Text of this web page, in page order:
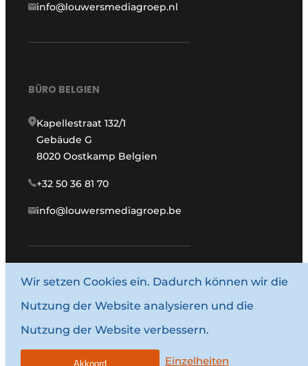
info@louwersmediagroep.nl
BÜRO BELGIEN
Kapellestraat 132/1
Gebäude G
8020 Oostkamp Belgien
+32 50 36 81 70
info@louwersmediagroep.be
www.louwersmediagroep.com
© 1987–2026 Louwersmediagroep.
Allgemeine Bedingungen und Konditionen
Wir setzen Cookies ein. Dadurch können wir die
Nutzung der Website analysieren und die
Nutzung der Website verbessern.
Einzelheiten
Akkoord